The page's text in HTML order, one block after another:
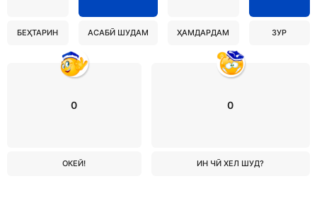
БЕҲТАРИН АСАБӢ ШУДАМ ҲАМДАРДАМ ЗУР
0
ОКЕЙ!
0
ИН ЧӢ ХЕЛ ШУД?